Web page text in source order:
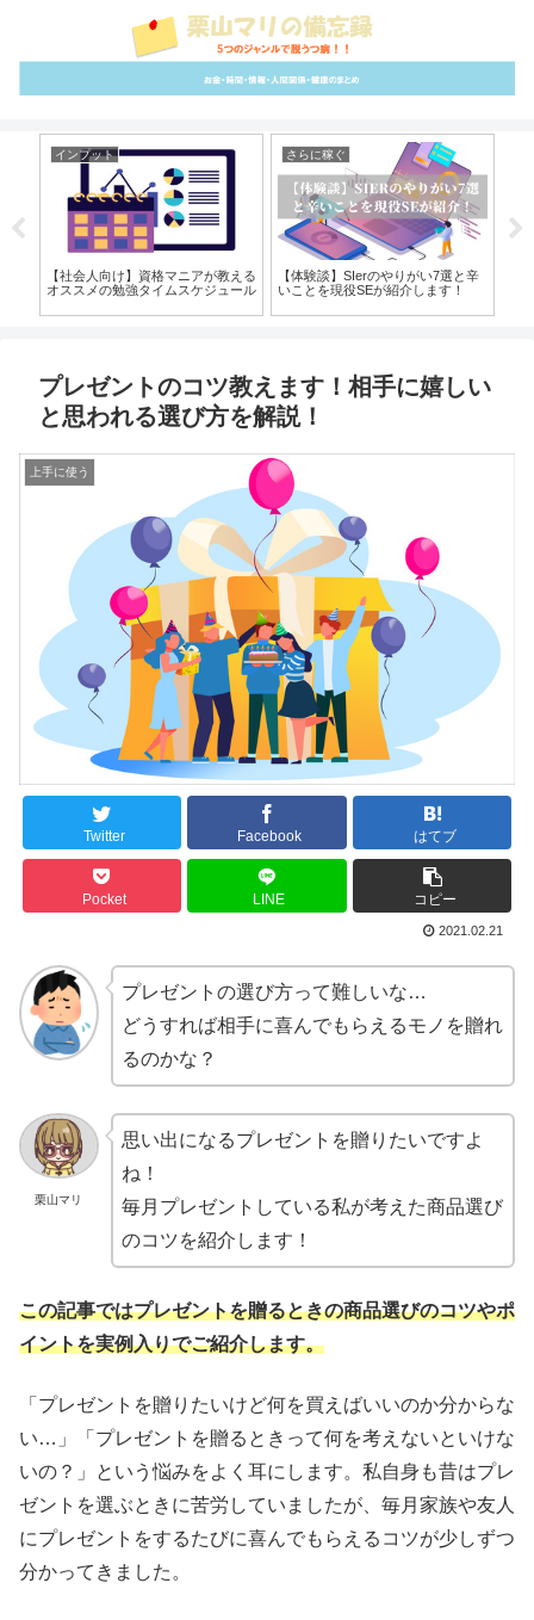
インプット
【社会人向け】資格マニアが教える
オススメの勉強タイムスケジュール
さらに稼ぐ
【体験談】SIerのやりがい7選と辛
いことを現役SEが紹介します！
プレゼントのコツ教えます！相手に嬉しい
と思われる選び方を解説！
上手に使う
Twitter Facebook はてブ
Pocket LINE コピー
2021.02.21
プレゼントの選び方って難しいな…
どうすれば相手に喜んでもらえるモノを贈れ
るのかな？
栗山マリ
思い出になるプレゼントを贈りたいですよ
ね！
毎月プレゼントしている私が考えた商品選び
のコツを紹介します！
この記事ではプレゼントを贈るときの商品選びのコツやポ
イントを実例入りでご紹介します。
「プレゼントを贈りたいけど何を買えばいいのか分からな
い…」「プレゼントを贈るときって何を考えないといけな
いの？」という悩みをよく耳にします。私自身も昔はプレ
ゼントを選ぶときに苦労していましたが、毎月家族や友人
にプレゼントをするたびに喜んでもらえるコツが少しずつ
分かってきました。